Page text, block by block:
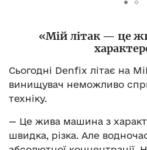
«Мій літак — це
Сьогодні Denfix літає на
винищувач неможливо
техніку.
— Це жива машина з
швидка, різка. Але